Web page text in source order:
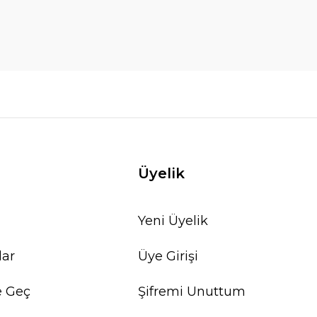
Geç
Üyelik
Yeni Üyelik
Üye Girişi
Şifremi Unuttum